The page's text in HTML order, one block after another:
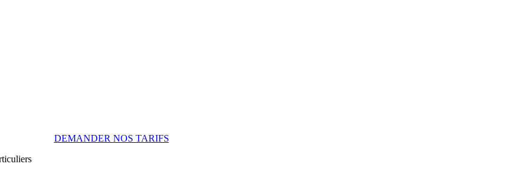
DEMANDER NOS TARIFS